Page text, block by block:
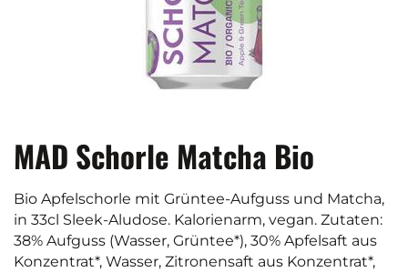
MAD Schorle Matcha Bio
Bio Apfelschorle mit Grüntee-Aufguss und Matcha,
in 33cl Sleek-Aludose. Kalorienarm, vegan. Zutaten:
38% Aufguss (Wasser, Grüntee*), 30% Apfelsaft aus
Konzentrat*, Wasser, Zitronensaft aus Konzentrat*,